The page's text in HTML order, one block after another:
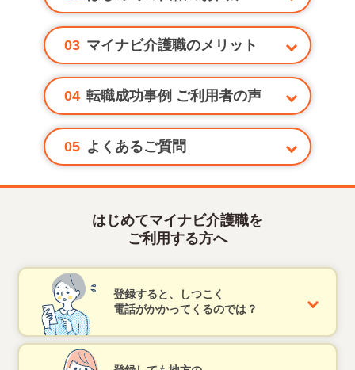
03 マイナビ介護職のメリット
04 転職成功事例 ご利用者の声
05 よくあるご質問
はじめてマイナビ介護職を
ご利用する方へ
登録すると、しつこく
電話がかかってくるのでは？